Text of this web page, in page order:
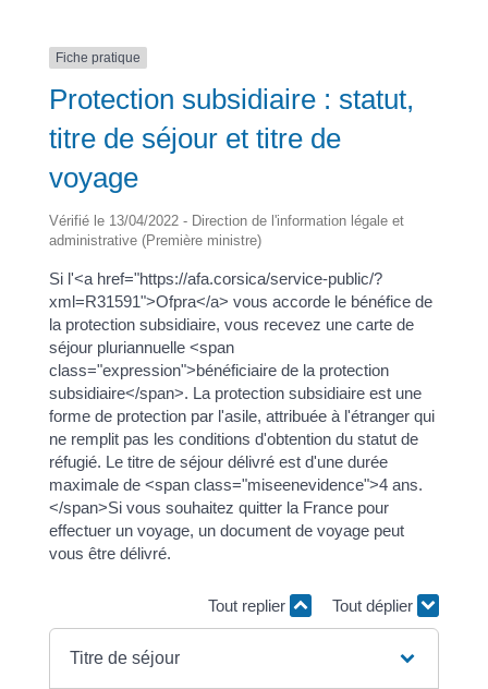
Fiche pratique
Protection subsidiaire : statut,
titre de séjour et titre de
voyage
Vérifié le 13/04/2022 - Direction de l'information légale et
administrative (Première ministre)
Si l'<a href="https://afa.corsica/service-public/?
xml=R31591">Ofpra</a> vous accorde le bénéfice de
la protection subsidiaire, vous recevez une carte de
séjour pluriannuelle <span
class="expression">bénéficiaire de la protection
subsidiaire</span>. La protection subsidiaire est une
forme de protection par l'asile, attribuée à l'étranger qui
ne remplit pas les conditions d'obtention du statut de
réfugié. Le titre de séjour délivré est d'une durée
maximale de <span class="miseenevidence">4 ans.
</span>Si vous souhaitez quitter la France pour
effectuer un voyage, un document de voyage peut
vous être délivré.
Tout replier Tout déplier
Titre de séjour